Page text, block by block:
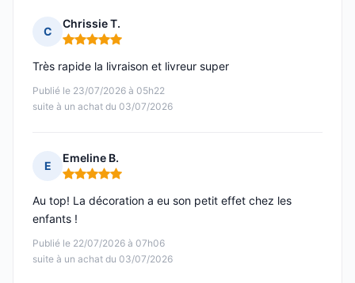
C
Chrissie T.
Note : 5 sur 5
Publié le 23/07/2026 à 05h22
suite à un achat du 03/07/2026
Très rapide la livraison et livreur super
E
Emeline B.
Note : 5 sur 5
Publié le 22/07/2026 à 07h06
suite à un achat du 03/07/2026
Au top! La décoration a eu son petit effet chez les
enfants !